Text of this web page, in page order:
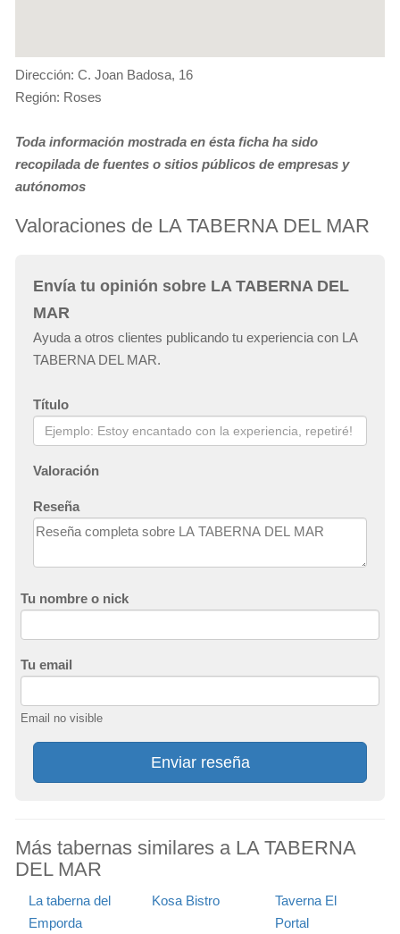
Dirección: C. Joan Badosa, 16
Región: Roses
Toda información mostrada en ésta ficha ha sido
recopilada de fuentes o sitios públicos de empresas y
autónomos
Valoraciones de LA TABERNA DEL MAR
Envía tu opinión sobre LA TABERNA DEL
MAR
Ayuda a otros clientes publicando tu experiencia con LA
TABERNA DEL MAR.
Título
Valoración
Reseña
Tu nombre o nick
Tu email
Email no visible
Enviar reseña
Más tabernas similares a LA TABERNA
DEL MAR
La taberna del
Emporda
Kosa Bistro
Taverna El
Portal